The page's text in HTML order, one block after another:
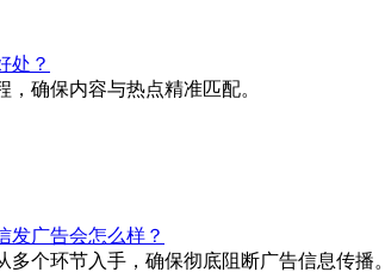
处？
确保内容与热点精准匹配。
发广告会怎么样？
个环节入手，确保彻底阻断广告信息传播。